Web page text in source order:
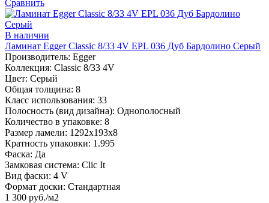
Сравнить
В наличии
Ламинат Egger Classic 8/33 4V EPL 036 Дуб Бардолино Серый
Производитель: Egger
Коллекция: Classic 8/33 4V
Цвет: Серый
Общая толщина: 8
Класс использования: 33
Полосность (вид дизайна): Однополосный
Количество в упаковке: 8
Размер ламели: 1292х193х8
Кратность упаковки: 1.995
Фаска: Да
Замковая система: Clic It
Вид фаски: 4 V
Формат доски: Стандартная
1 300 руб./м2